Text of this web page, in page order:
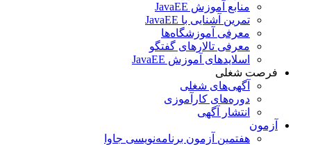
منابع آموزش JavaEE
تمرین آشنایی با JavaEE
معرفی آموزشگاه‌ها
معرفی تالارهای گفتگو
اسلایدهای آموزش JavaEE
فرصت شغلی
آگهی‌های شغلی
دوره‌های کارآموزی
انتشار آگهی
آزمون
هفتمین آزمون برنامه‌نویسی جاوا